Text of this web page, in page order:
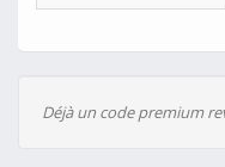
Déjà un code premium